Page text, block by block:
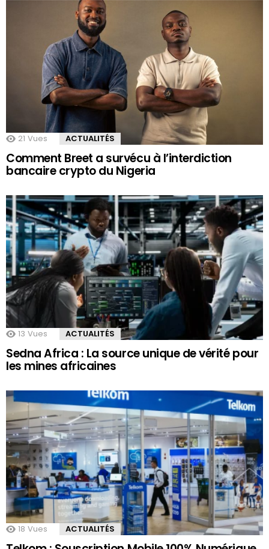
21 Vues ACTUALITÉS
Comment Breet a survécu à l’interdiction
bancaire crypto du Nigeria
13 Vues ACTUALITÉS
Sedna Africa : La source unique de vérité pour
les mines africaines
18 Vues ACTUALITÉS